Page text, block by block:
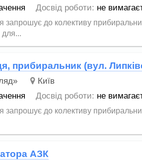
Досвід роботи: не
запрошує до колективу
для...
прибиральник (вул.
Київ
Досвід роботи: не
запрошує до колективу
АЗК